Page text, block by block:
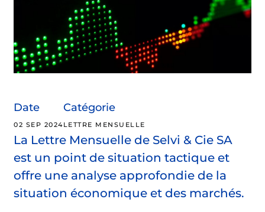
Date
02 SEP 2024
Catégorie
LETTRE MENSUELLE
La Lettre Mensuelle de Selvi & Cie SA
est un point de situation tactique et
offre une analyse approfondie de la
situation économique et des marchés.